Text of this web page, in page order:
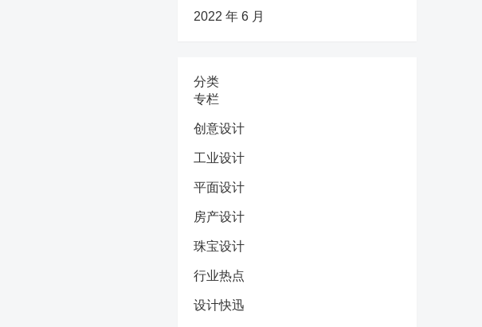
2022 年 6 月
分类
专栏
创意设计
工业设计
平面设计
房产设计
珠宝设计
行业热点
设计快迅